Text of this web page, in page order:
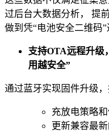
过后台大数据分析， 提
做到凭“电池安全二维码”
支持OTA远程升级
用越安全”
通过蓝牙实现固件升级
充放电策略
更新兼容最